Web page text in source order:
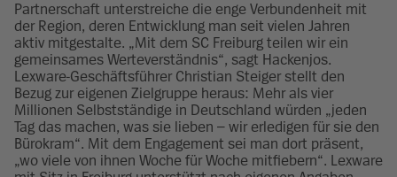
Partnerschaft unterstreiche die enge Verbundenheit mit
der Region, deren Entwicklung man seit vielen Jahren
aktiv mitgestalte. „Mit dem SC Freiburg teilen wir ein
gemeinsames Werteverständnis“, sagt Hackenjos.
Lexware-Geschäftsführer Christian Steiger stellt den
Bezug zur eigenen Zielgruppe heraus: Mehr als vier
Millionen Selbstständige in Deutschland würden „jeden
Tag das machen, was sie lieben – wir erledigen für sie den
Bürokram“. Mit dem Engagement sei man dort präsent,
„wo viele von ihnen Woche für Woche mitfiebern“. Lexware